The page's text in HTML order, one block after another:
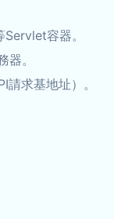
容器。
。
求基地址）。